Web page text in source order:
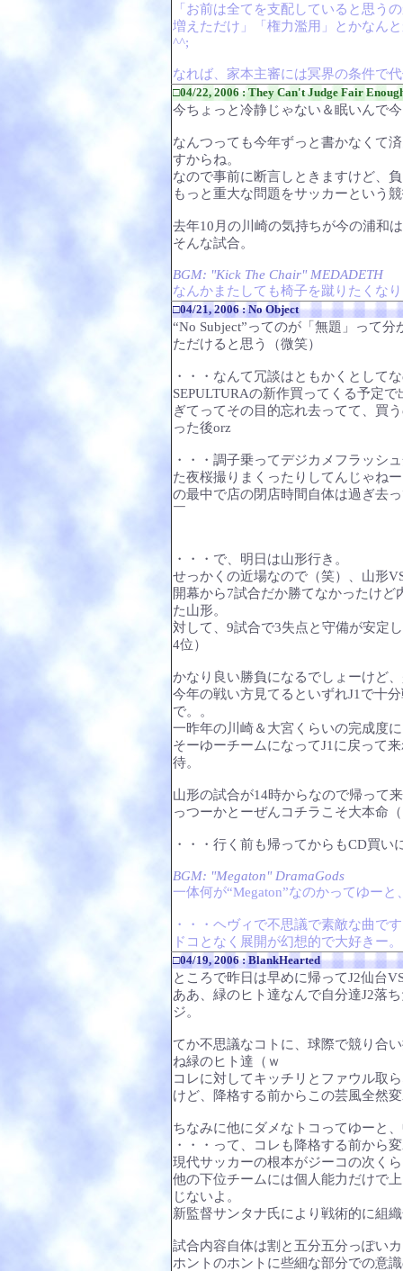
「お前は全てを支配していると思う
増えただけ」「権力濫用」とかなん
^^;
なれば、家本主審には冥界の条件で
□04/22, 2006 : They Can't Judge Fair
今ちょっと冷静じゃない＆眠いんで
なんつっても今年ずっと書かなくて
すからね。
なので事前に断言しときますけど、
もっと重大な問題をサッカーという
去年10月の川崎の気持ちが今の浦和
そんな試合。
BGM: "Kick The Chair" MEDADETH
なんかまたしても椅子を蹴りたくな
□04/21, 2006 : No Object
“No Subject”ってのが「無題」って
ただけると思う（微笑）
・・・なんて冗談はともかくとして
SEPULTURAの新作買ってくる予定
ぎてってその目的忘れ去ってて、買
った後orz
・・・調子乗ってデジカメフラッシ
た夜桜撮りまくったりしてんじゃね
の最中で店の閉店時間自体は過ぎ去
￣
・・・で、明日は山形行き。
せっかくの近場なので（笑）、山形
開幕から7試合だか勝てなかったけ
た山形。
対して、9試合で3失点と守備が安定
4位）
かなり良い勝負になるでしょーけど
今年の戦い方見てるといずれJ1で十
で。。
一昨年の川崎＆大宮くらいの完成度
そーゆーチームになってJ1に戻って
待。
山形の試合が14時からなので帰って
っつーかとーぜんコチラこそ大本命（
・・・行く前も帰ってからもCD買
BGM: "Megaton" DramaGods
一体何が“Megaton”なのかってゆー
・・・ヘヴィで不思議で素敵な曲で
ドコとなく展開が幻想的で大好きー
□04/19, 2006 : BlankHearted
ところで昨日は早めに帰ってJ2仙台
ああ、緑のヒト達なんで自分達J2落
ジ。
てか不思議なコトに、球際で競り合
ね緑のヒト達（ｗ
コレに対してキッチリとファウル取
けど、降格する前からこの芸風全然
ちなみに他にダメなトコってゆーと
・・・って、コレも降格する前から
現代サッカーの根本がジーコの次く
他の下位チームには個人能力だけで
じないよ。
新監督サンタナ氏により戦術的に組
試合内容自体は割と五分五分っぽい
ホントのホントに些細な部分での意